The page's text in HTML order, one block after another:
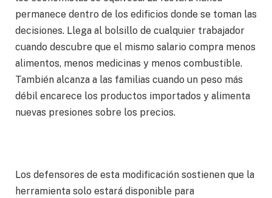
permanece dentro de los edificios donde se toman las
decisiones. Llega al bolsillo de cualquier trabajador
cuando descubre que el mismo salario compra menos
alimentos, menos medicinas y menos combustible.
También alcanza a las familias cuando un peso más
débil encarece los productos importados y alimenta
nuevas presiones sobre los precios.
Los defensores de esta modificación sostienen que la
herramienta solo estará disponible para